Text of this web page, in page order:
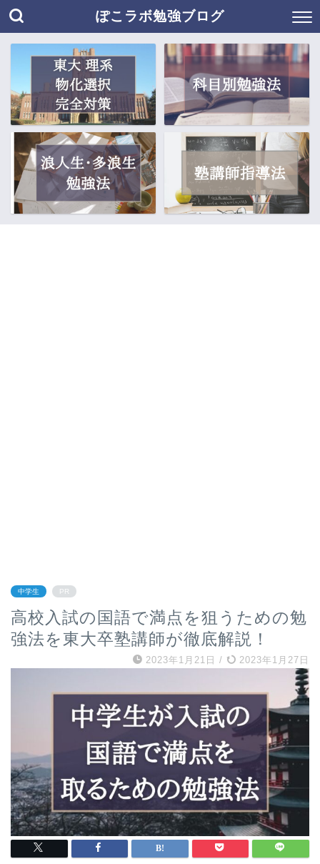
ぽこラボ勉強ブログ
中学生 PR
高校入試の国語で満点を狙うための勉
強法を東大卒塾講師が徹底解説！
2023年1月21日 / 2023年1月27日